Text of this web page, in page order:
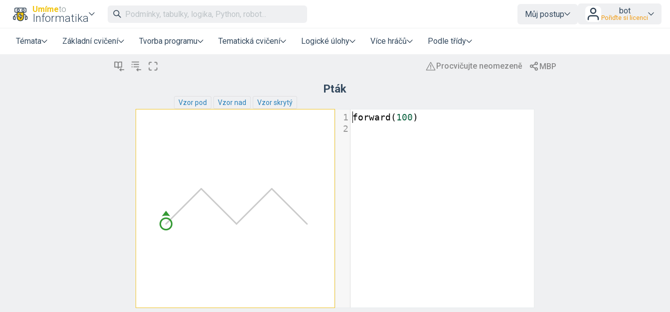
Umímeto
Informatika Můj postup bot
Pořiďte si licenci
Témata Základní cvičení Tvorba programu Tematická cvičení Logické úlohy Více hráčů Podle třídy
Pták
Vzor pod Vzor nad Vzor skrytý
1 forward ( 100)
2